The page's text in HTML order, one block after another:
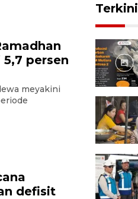
persen
meyakini
defisit
Terkini